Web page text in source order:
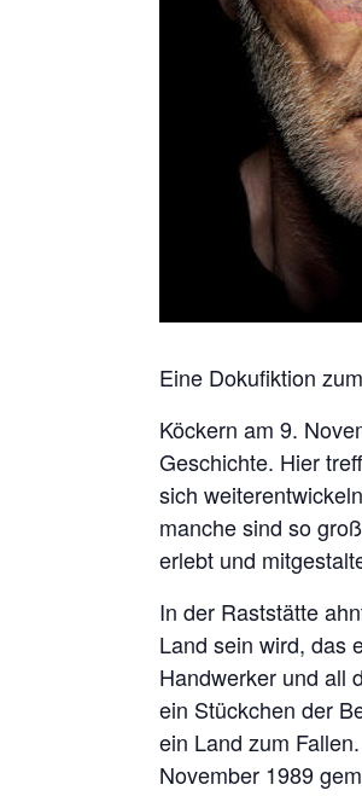
Eine Dokufiktion
Köckern am 9.
Geschichte. Hier
sich
manche sind so
erlebt und
In der Raststätte
Land sein wird, das
Handwerker und all
ein Stückchen der
ein Land zum
November 1989